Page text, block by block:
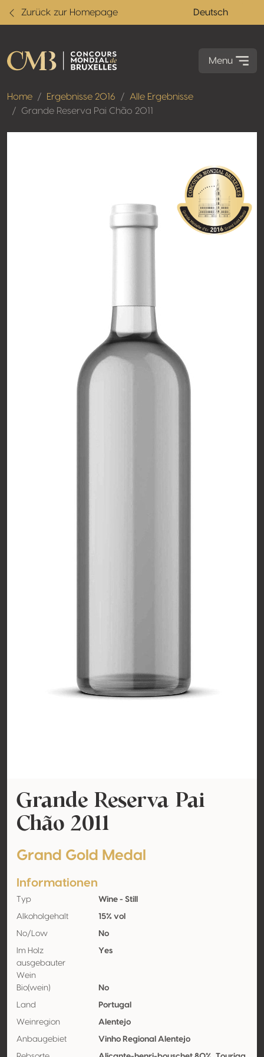
Zurück zur Homepage Deutsch
Menu
Home Ergebnisse 2016
Alle Ergebnisse
Grande Reserva Pai Chão 2011
Grande Reserva Pai
Chão 2011
Grand Gold Medal
Informationen
Typ Wine - Still
Alkoholgehalt 15% vol
No/Low No
Im Holz
ausgebauter
Wein
Yes
Bio(wein) No
Land Portugal
Weinregion Alentejo
Anbaugebiet Vinho Regional Alentejo